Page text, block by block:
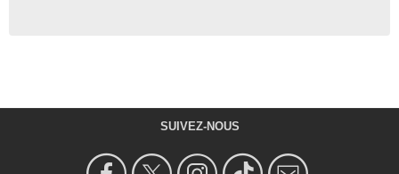
SUIVEZ-NOUS